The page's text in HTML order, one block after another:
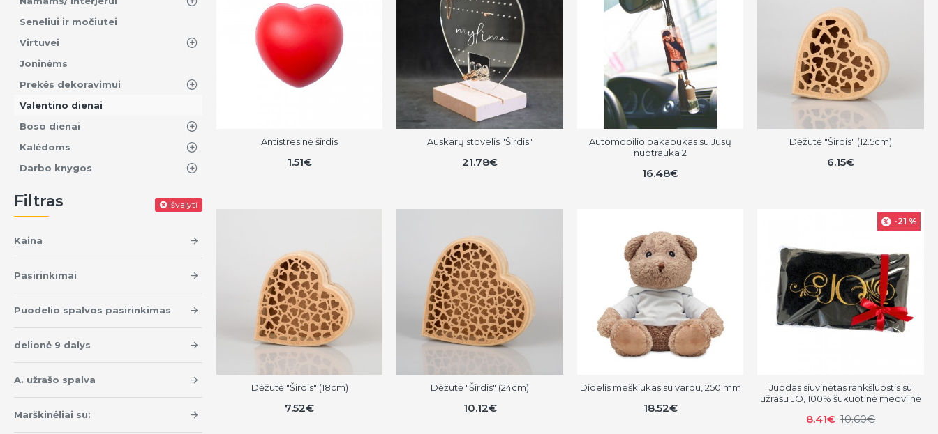
Seneliui ir močiutei
Virtuvei
Joninėms
Prekės dekoravimui
Valentino dienai
Boso dienai
Kalėdoms
Darbo knygos
Filtras Išvalyti
Kaina
Pasirinkimai
Puodelio spalvos pasirinkimas
delionė 9 dalys
A. užrašo spalva
Marškinėliai su:
Antistresinė širdis
1.51€
Auskarų stovelis "Širdis"
21.78€
Automobilio pakabukas su Jūsų
nuotrauka 2
16.48€
Dėžutė "Širdis" (12.5cm)
6.15€
Dėžutė "Širdis" (18cm)
7.52€
Dėžutė "Širdis" (24cm)
10.12€
Didelis meškiukas su vardu, 250 mm
18.52€
-21 %
Juodas siuvinėtas rankšluostis su
užrašu JO, 100% šukuotinė medvilnė
8.41€ 10.60€